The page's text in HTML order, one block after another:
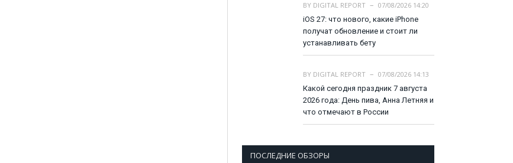
BY DIGITAL REPORT
07/08/2026 14:20
iOS 27: что нового, какие iPhone
получат обновление и стоит ли
устанавливать бету
BY DIGITAL REPORT
07/08/2026 14:13
Какой сегодня праздник 7 августа
2026 года: День пива, Анна Летняя и
что отмечают в России
ПОСЛЕДНИЕ ОБЗОРЫ